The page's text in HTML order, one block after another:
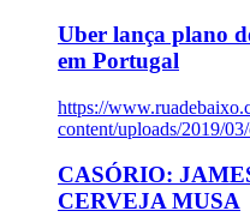
Uber lança plano
em Portugal
https://
content/uploads/2019/
CASÓRIO:
CERVEJA MUSA